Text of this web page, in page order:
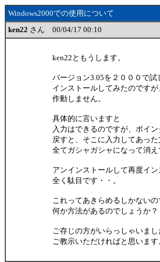
Windows2000での使用について
ken22 さん 00/04/17 00:10
ken22ともうします。
バージョン3.05を２０００で
インストールしてみたのです
作動しません。
具体的に言いますと
入力はできるのですが、ポイ
戻すと、そこに入力してあっ
全てガシャガシャになって消え
アンインストールして再度イ
全く駄目です・・。
これってあきらめるしかないの
何か方法があるのでしょうか？
ご存じの方がいらっしゃいまし
ご教示いただければと思いま